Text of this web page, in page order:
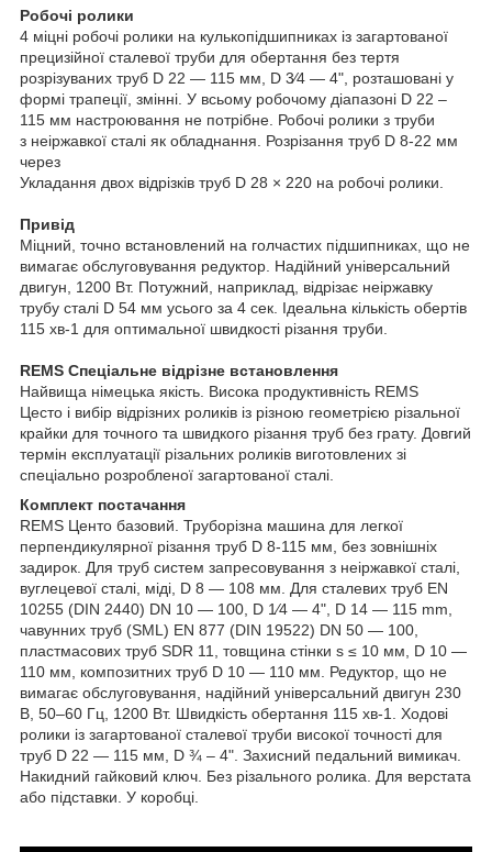
Робочі ролики
4 міцні робочі ролики на кулькопідшипниках із загартованої
прецизійної сталевої труби для обертання без тертя
розрізуваних труб D 22 — 115 мм, D 3⁄4 — 4", розташовані у
формі трапеції, змінні. У всьому робочому діапазоні D 22 –
115 мм настроювання не потрібне. Робочі ролики з труби
з неіржавкої сталі як обладнання. Розрізання труб D 8-22 мм
через
Укладання двох відрізків труб D 28 × 220 на робочі ролики.
Привід
Міцний, точно встановлений на голчастих підшипниках, що не
вимагає обслуговування редуктор. Надійний універсальний
двигун, 1200 Вт. Потужний, наприклад, відрізає неіржавку
трубу сталі D 54 мм усього за 4 сек. Ідеальна кількість обертів
115 хв-1 для оптимальної швидкості різання труби.
REMS Спеціальне відрізне встановлення
Найвища німецька якість. Висока продуктивність REMS
Цесто і вибір відрізних роликів із різною геометрією різальної
крайки для точного та швидкого різання труб без грату. Довгий
термін експлуатації різальних роликів виготовлених зі
спеціально розробленої загартованої сталі.
Комплект постачання
REMS Центо базовий. Труборізна машина для легкої
перпендикулярної різання труб D 8-115 мм, без зовнішніх
задирок. Для труб систем запресовування з неіржавкої сталі,
вуглецевої сталі, міді, D 8 — 108 мм. Для сталевих труб EN
10255 (DIN 2440) DN 10 — 100, D 1⁄4 — 4", D 14 — 115 mm,
чавунних труб (SML) EN 877 (DIN 19522) DN 50 — 100,
пластмасових труб SDR 11, товщина стінки s ≤ 10 мм, D 10 —
110 мм, композитних труб D 10 — 110 мм. Редуктор, що не
вимагає обслуговування, надійний універсальний двигун 230
В, 50–60 Гц, 1200 Вт. Швидкість обертання 115 хв-1. Ходові
ролики із загартованої сталевої труби високої точності для
труб D 22 — 115 мм, D ¾ – 4". Захисний педальний вимикач.
Накидний гайковий ключ. Без різального ролика. Для верстата
або підставки. У коробці.